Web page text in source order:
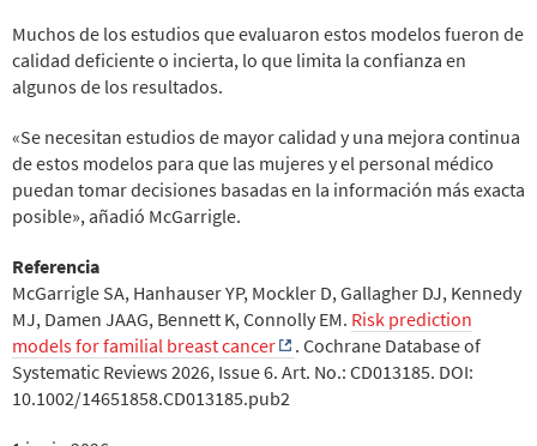
Muchos de los estudios que evaluaron estos modelos fueron de
calidad deficiente o incierta, lo que limita la confianza en
algunos de los resultados.
«Se necesitan estudios de mayor calidad y una mejora continua
de estos modelos para que las mujeres y el personal médico
puedan tomar decisiones basadas en la información más exacta
posible», añadió McGarrigle.
Referencia
McGarrigle SA, Hanhauser YP, Mockler D, Gallagher DJ, Kennedy
MJ, Damen JAAG, Bennett K, Connolly EM. Risk prediction
models for familial breast cancer
. Cochrane Database of
Systematic Reviews 2026, Issue 6. Art. No.: CD013185. DOI:
10.1002/14651858.CD013185.pub2